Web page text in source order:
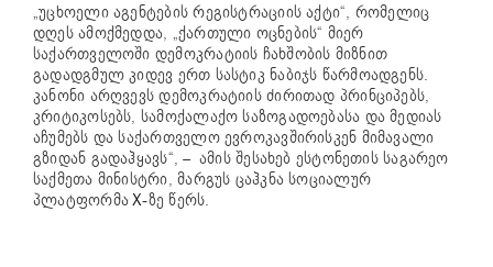
„უცხოელი აგენტების რეგისტრაციის აქტი“, რომელიც
დღეს ამოქმედდა, „ქართული ოცნების“ მიერ
საქართველოში დემოკრატიის ჩახშობის მიზნით
გადადგმულ კიდევ ერთ სასტიკ ნაბიჯს წარმოადგენს.
კანონი არღვევს დემოკრატიის ძირითად პრინციპებს,
კრიტიკოსებს, სამოქალაქო საზოგადოებასა და მედიას
აჩუმებს და საქართველო ევროკავშირისკენ მიმავალი
გზიდან გადაჰყავს“, – ამის შესახებ ესტონეთის საგარეო
საქმეთა მინისტრი, მარგუს ცაჰკნა სოციალურ
პლატფორმაX-ზე წერს.